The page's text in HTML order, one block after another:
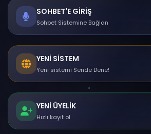
SOHBET'E GİRİŞ
Sohbet Sistemine Bağlan
YENİ SİSTEM
Yeni sistemi Sende Dene!
YENİ ÜYELİK
Hızlı kayıt ol